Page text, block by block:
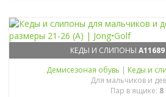
КЕДЫ И СЛИПОНЫ A11689
Демисезоная обувь | Кеды и
Для мальчиков и
Пар в ящике: 8